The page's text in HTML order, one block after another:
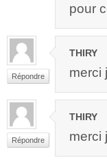
pour
Répondre
THIRY
merci
Répondre
THIRY
merci